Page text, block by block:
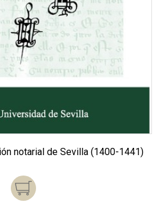
notarial de Sevilla (1400-1441)